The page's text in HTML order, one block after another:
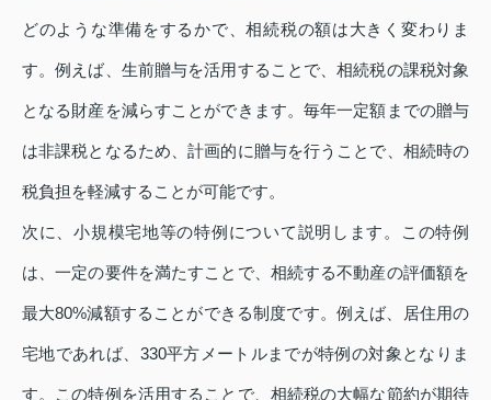
どのような準備をするかで、相続税の額は大きく変わりま
す。例えば、生前贈与を活用することで、相続税の課税対象
となる財産を減らすことができます。毎年一定額までの贈与
は非課税となるため、計画的に贈与を行うことで、相続時の
税負担を軽減することが可能です。
次に、小規模宅地等の特例について説明します。この特例
は、一定の要件を満たすことで、相続する不動産の評価額を
最大80%減額することができる制度です。例えば、居住用の
宅地であれば、330平方メートルまでが特例の対象となりま
す。この特例を活用することで、相続税の大幅な節約が期待